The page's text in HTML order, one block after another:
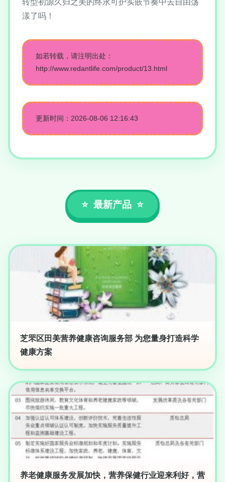
漾了吗！
如若转载，请注明出处：
http://www.redantlife.com/product/13.html
更新时间：2026-08-06 12:16:43
最新产品
芝罘区田美营养健康咨询服务部 为您量身打造科学
健康方案
养老健康服务发展加快，营养保健行业迎来利好，营